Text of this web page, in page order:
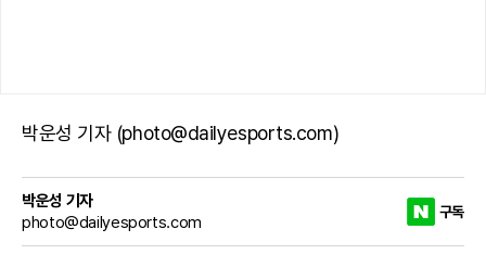
박운성 기자 (photo@dailyesports.com)
박운성 기자
photo@dailyesports.com
구독